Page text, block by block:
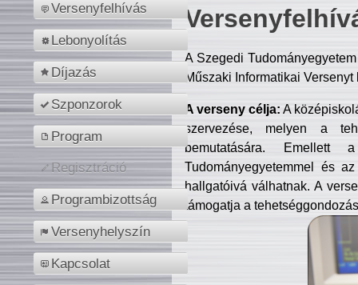
Versenyfelhívás
Lebonyolítás
Díjazás
Szponzorok
Program
Regisztráció
Programbizottság
Versenyhelyszín
Kapcsolat
A Szegedi
Műszaki Informatikai
A verseny célja: A
szervezése, melyen a
bemutatására. Emellett
Tudományegyetemmel és
hallgatóivá válhatnak. A
támogatja a